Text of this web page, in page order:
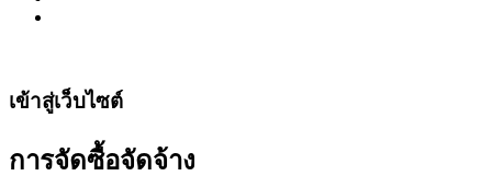
เข้าสู่เว็บไซต์
การจัดซื้อจัดจ้าง